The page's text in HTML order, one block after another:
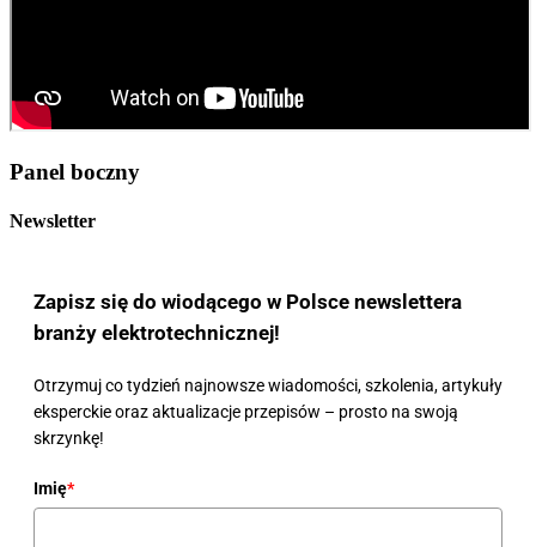
Panel boczny
Newsletter
Zapisz się do wiodącego w Polsce newslettera
branży elektrotechnicznej!
Otrzymuj co tydzień najnowsze wiadomości, szkolenia, artykuły
eksperckie oraz aktualizacje przepisów – prosto na swoją
skrzynkę!
Imię*